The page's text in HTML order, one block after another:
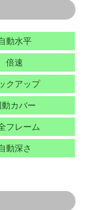
動水平
倍速
クアップ
動カバー
フレーム
動深さ